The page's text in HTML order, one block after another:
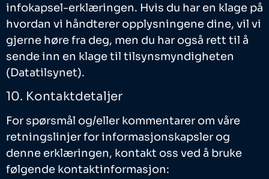
infokapsel-erklæringen. Hvis du har en klage på
hvordan vi håndterer opplysningene dine, vil vi
gjerne høre fra deg, men du har også rett til å
sende inn en klage til tilsynsmyndigheten
(Datatilsynet).
10. Kontaktdetaljer
For spørsmål og/eller kommentarer om våre
retningslinjer for informasjonskapsler og
denne erklæringen, kontakt oss ved å bruke
følgende kontaktinformasjon: